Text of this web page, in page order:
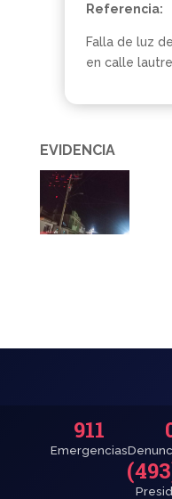
Referencia:
Falla de luz
en calle
EVIDENCIA
911
Emergencias